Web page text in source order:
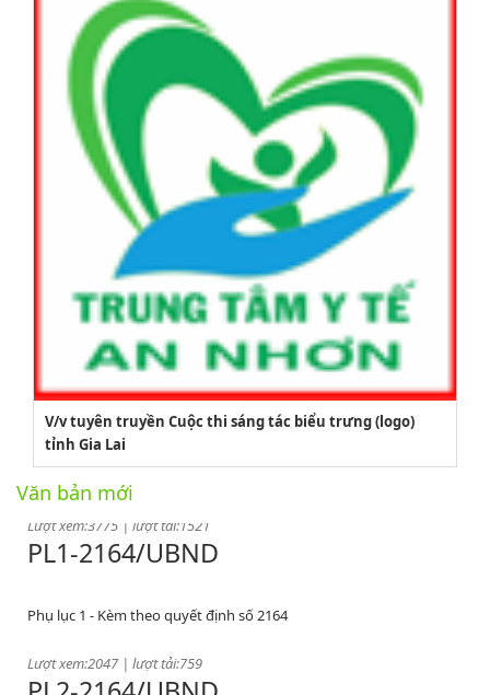
V/v tuyên truyền Cuộc thi sáng tác biểu trưng (logo)
tỉnh Gia Lai
Văn bản mới
2164/QĐUBND
Quyết định phê duyệt danh mục vị trí việc làm
Lượt xem:3775 | lượt tải:1521
PL1-2164/UBND
Phụ lục 1 - Kèm theo quyết định số 2164
Lượt xem:2047 | lượt tải:759
PL2-2164/UBND